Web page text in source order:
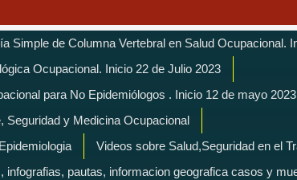
Simple de Columna Vertebral en Salud Ocupacional.
Ocupacional. Inicio 22 de Julio 2023
para No Epidemiólogos . Inicio 12 de mayo 2023
Seguridad y Medicina Ocupacional
Videos sobre Salud,Seguridad en el
pautas, informacion geografica casos y